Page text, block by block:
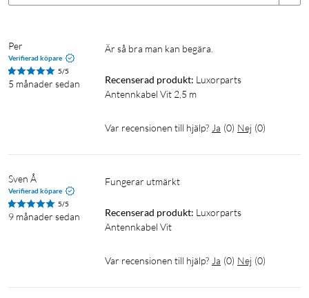
Per
Verifierad köpare
5/5
5 månader sedan
Är så bra man kan begära.
Recenserad produkt: Luxorparts
Antennkabel Vit 2,5 m
Var recensionen till hjälp? Ja (0) Nej (0)
Sven Å
Verifierad köpare
5/5
9 månader sedan
fungerar utmärkt
Recenserad produkt: Luxorparts
Antennkabel Vit
Var recensionen till hjälp? Ja (0) Nej (0)